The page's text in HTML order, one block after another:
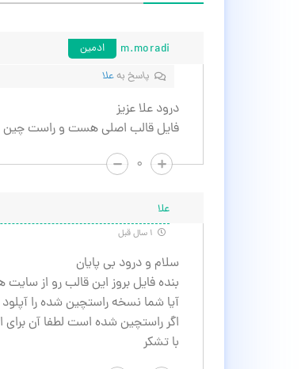
m.moradi
ادمین
پاسخ بهعلا
درود علا عزیز
فایل قالب اصلی هست و راست
۰
علا
سلام و درود بی پایان
بنده فایل بروز این قالب رو از
آیا شما نسخه راستچین شده را
اگر راستچین شده است لطفا آن برای
با تشکر